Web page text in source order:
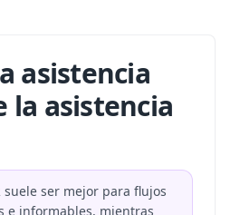
asistencia
la asistencia
suele ser mejor para flujos
e informables, mientras